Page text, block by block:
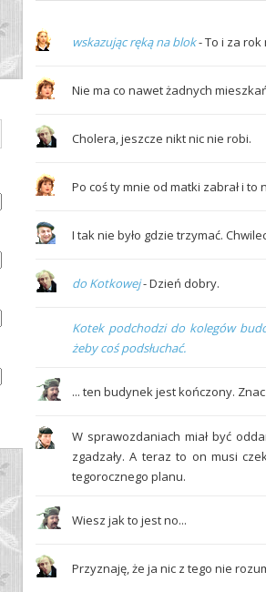
wskazując ręką na blok- To i za rok
Nie ma co nawet żadnych
Cholera, jeszcze nikt nic nie robi.
Po coś ty mnie od matki zabrał i to
I tak nie było gdzie trzymać.
do Kotkowej- Dzień dobry.
Kotek podchodzi do kolegów
żeby coś podsłuchać.
... ten budynek jest kończony.
W sprawozdaniach miał być
zgadzały. A teraz to on musi
tegorocznego planu.
Wiesz jak to jest no...
Przyznaję, że ja nic z tego nie